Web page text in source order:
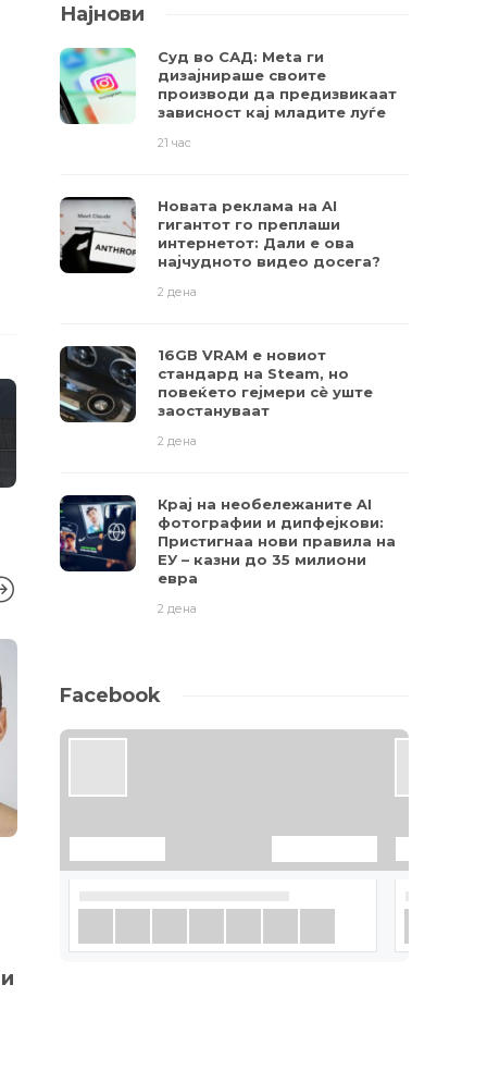
ФУТУРАМА
Мистериозен астероид
цивилизација се движи
ФУТУРАМА
спасува
Најнови
Суд во САД: Meta ги
дизајнираше своите
производи да предизвикаат
зависност кај младите луѓе
21 час
Новата реклама на AI
гигантот го преплаши
интернетот: Дали е ова
најчудното видео досега?
2 дена
16GB VRAM е новиот
стандард на Steam, но
повеќето гејмери ​​сè уште
заостануваат
2 дена
Крај на необележаните AI
фотографии и дипфејкови:
Пристигнаа нови правила на
ЕУ – казни до 35 милиони
евра
2 дена
Facebook